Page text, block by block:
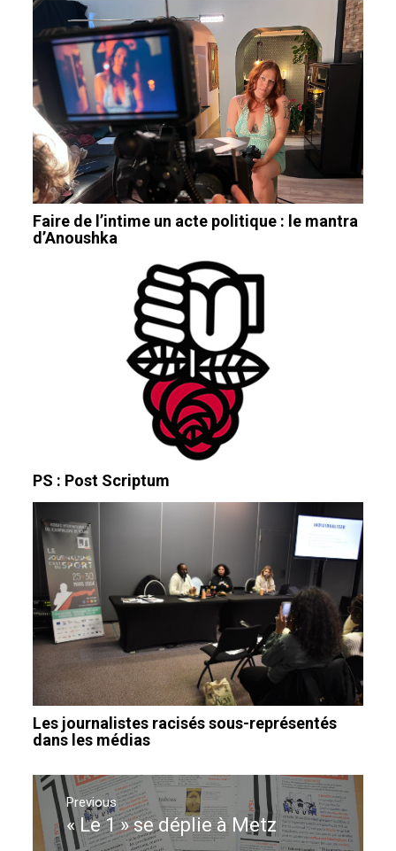
Faire de l’intime un acte politique : le mantra
d’Anoushka
PS : Post Scriptum
Les journalistes racisés sous-représentés
dans les médias
Navigation
de
l’article
Previous
Previous
post:
« Le 1 » se déplie à Metz